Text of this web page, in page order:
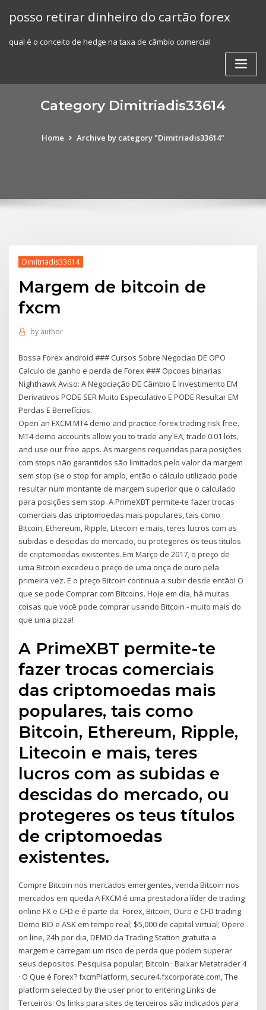
posso retirar dinheiro do cartão forex
qual é o conceito de hedge na taxa de câmbio comercial
Category Dimitriadis33614
Home Archive by category "Dimitriadis33614"
Dimitriadis33614
Margem de bitcoin de
fxcm
by author
Bossa Forex android ### Cursos Sobre Negociao DE OPO
Calculo de ganho e perda de Forex ### Opcoes binarias
Nighthawk Aviso: A Negociação DE Câmbio E Investimento EM
Derivativos PODE SER Muito Especulativo E PODE Resultar EM
Perdas E Benefícios.
Open an FXCM MT4 demo and practice forex trading risk free.
MT4 demo accounts allow you to trade any EA, trade 0.01 lots,
and use our free apps. As margens requeridas para posições
com stops não garantidos são limitados pelo valor da margem
sem stop (se o stop for amplo, então o cálculo utilizado pode
resultar num montante de margem superior que o calculado
para posições sem stop. A PrimeXBT permite-te fazer trocas
comerciais das criptomoedas mais populares, tais como
Bitcoin, Ethereum, Ripple, Litecoin e mais, teres lucros com as
subidas e descidas do mercado, ou protegeres os teus títulos
de criptomoedas existentes. Em Março de 2017, o preço de
uma Bitcoin excedeu o preço de uma onça de ouro pela
primeira vez. E o preço Bitcoin continua a subir desde então! O
que se pode Comprar com Bitcoins. Hoje em dia, há muitas
coisas que você pode comprar usando Bitcoin - muito mais do
que uma pizza!
A PrimeXBT permite-te
fazer trocas comerciais
das criptomoedas mais
populares, tais como
Bitcoin, Ethereum, Ripple,
Litecoin e mais, teres
lucros com as subidas e
descidas do mercado, ou
protegeres os teus títulos
de criptomoedas
existentes.
Compre Bitcoin nos mercados emergentes, venda Bitcoin nos
mercados em queda A FXCM é uma prestadora líder de trading
online FX e CFD e é parte da Forex, Bitcoin, Ouro e CFD trading
Demo BID e ASK em tempo real; $5,000 de capital virtual; Opere
on line, 24h por dia, DEMO da Trading Station gratuita a
margem e carregam um risco de perda que podem superar
seus depositos. Pesquisa popular; Bitcoin · Baixar Metatrader 4
· O Que é Forex? fxcmPlatform, secure4.fxcorporate.com, The
platform selected by the user prior to entering Links de
Terceiros: Os links para sites de terceiros são indicados para